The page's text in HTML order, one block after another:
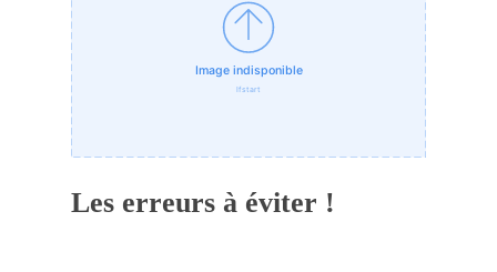
Les erreurs à éviter !